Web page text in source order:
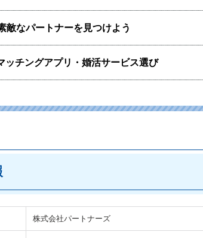
敵なパートナーを見つけよう
ッチングアプリ・婚活サービス選び
株式会社パートナーズ